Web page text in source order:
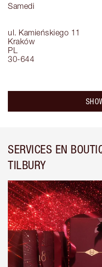
ul. Kamieńskiego 11
Kraków
PL
30-644
Samedi
SERVICES EN
TILBURY